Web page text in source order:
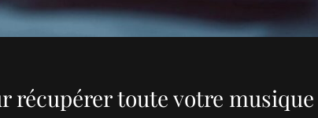
récupérer toute votre musique